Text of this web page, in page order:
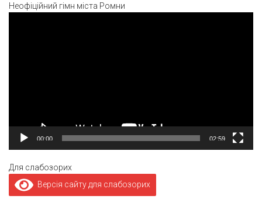
Неофіційний гімн міста Ромни
00:00 02:59
Для слабозорих
Версія сайту для слабозорих